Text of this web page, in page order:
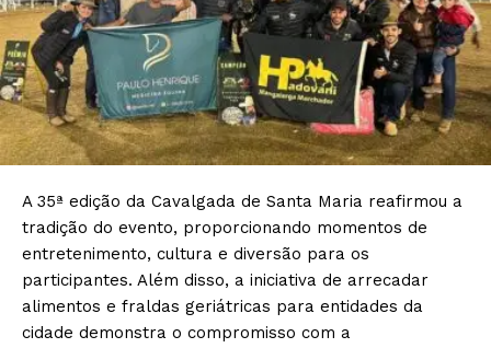
A 35ª edição da Cavalgada de Santa Maria reafirmou a
tradição do evento, proporcionando momentos de
entretenimento, cultura e diversão para os
participantes. Além disso, a iniciativa de arrecadar
alimentos e fraldas geriátricas para entidades da
cidade demonstra o compromisso com a